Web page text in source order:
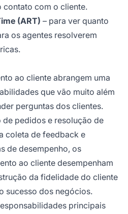
contato com o cliente.
(ART) – para ver quanto
os agentes resolverem
ao cliente abrangem uma
que vão muito além
perguntas dos clientes.
pedidos e resolução de
coleta de feedback e
de desempenho, os
ao cliente desempenham
da fidelidade do cliente
sucesso dos negócios.
principais